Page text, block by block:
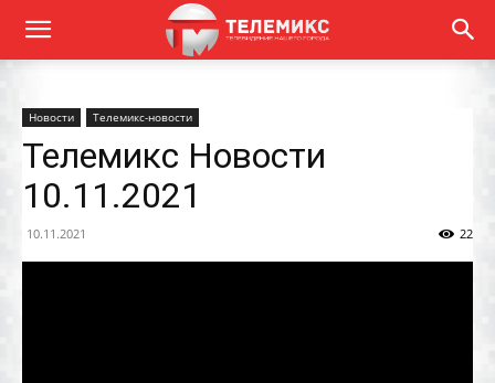
Новости Телемикс-новости
Телемикс Новости
10.11.2021
10.11.2021 22